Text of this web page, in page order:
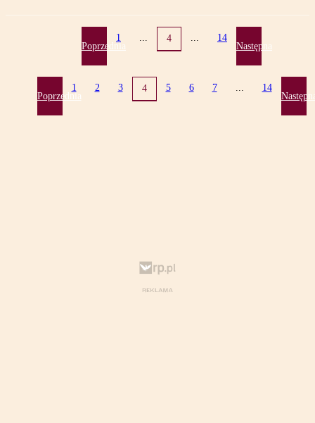
Poprzednia
1 ... 4 ... 14
Następna
Poprzednia
1 2 3 4 5 6 7 ... 14